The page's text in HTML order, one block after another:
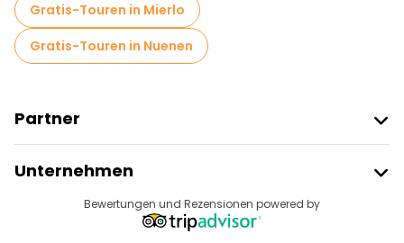
Gratis-Touren in Mierlo
Gratis-Touren in Nuenen
Partner
Anbieter-Anmeldung
Affiliate-Programm
Unternehmen
ReisezieleBewertungen und Rezensionen powered by